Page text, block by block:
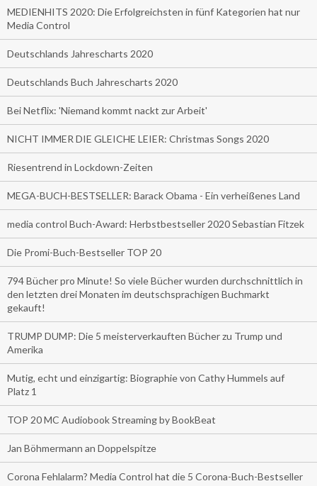
MEDIENHITS 2020: Die Erfolgreichsten in fünf Kategorien hat nur
Media Control
Deutschlands Jahrescharts 2020
Deutschlands Buch Jahrescharts 2020
Bei Netflix: 'Niemand kommt nackt zur Arbeit'
NICHT IMMER DIE GLEICHE LEIER: Christmas Songs 2020
Riesentrend in Lockdown-Zeiten
MEGA-BUCH-BESTSELLER: Barack Obama - Ein verheißenes Land
media control Buch-Award: Herbstbestseller 2020 Sebastian Fitzek
Die Promi-Buch-Bestseller TOP 20
794 Bücher pro Minute! So viele Bücher wurden durchschnittlich in
den letzten drei Monaten im deutschsprachigen Buchmarkt
gekauft!
TRUMP DUMP: Die 5 meisterverkauften Bücher zu Trump und
Amerika
Mutig, echt und einzigartig: Biographie von Cathy Hummels auf
Platz 1
TOP 20 MC Audiobook Streaming by BookBeat
Jan Böhmermann an Doppelspitze
Corona Fehlalarm? Media Control hat die 5 Corona-Buch-Bestseller